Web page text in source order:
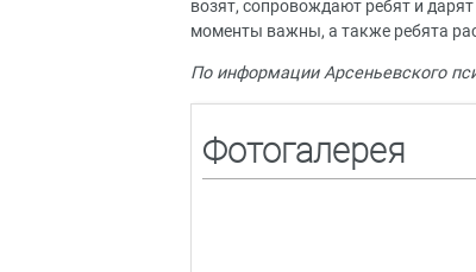
возят, сопровождают ребят и
моменты важны, а также ребята
По информации Арсеньевского
Фотогалерея